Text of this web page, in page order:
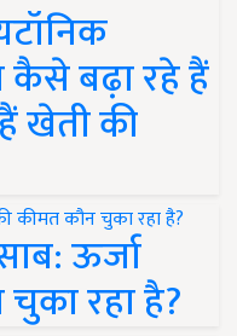
कैसे बढ़ा रहे हैं
खेती की
ऊर्जा
रहा है?